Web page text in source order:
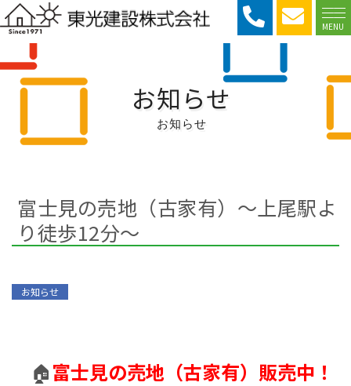
MENU
お知らせ
お知らせ
富士見の売地（古家有）～上尾駅よ
り徒歩12分～
お知らせ
🏠富士見の売地（古家有）販売中！